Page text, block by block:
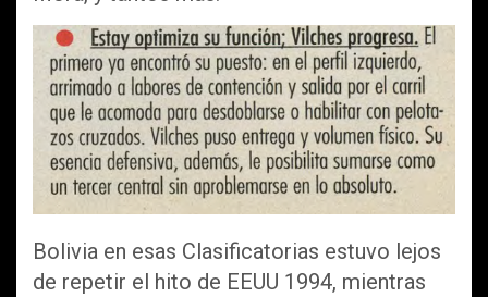
Bolivia en esas Clasificatorias estuvo lejos
de repetir el hito de EEUU 1994, mientras